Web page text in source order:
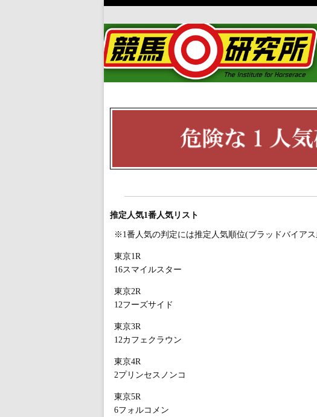
推定人気1番人気リスト
※1番人気の判定には推定人気順位(ブラッドバイア
東京1R
16スマイルスター
東京2R
12フーズサイド
東京3R
12カフェクラウン
東京4R
2プリンセスノンコ
東京5R
6フォルコメン